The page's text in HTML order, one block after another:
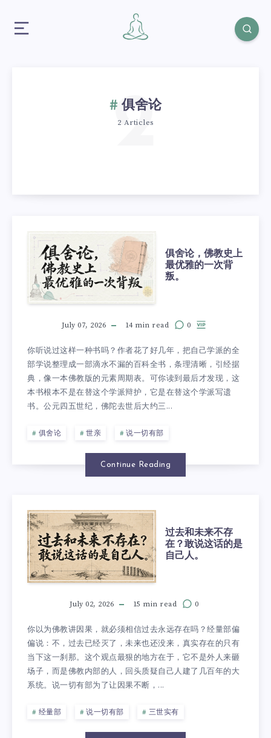
俱舍论
2 Articles
2
俱舍论，佛教史上
最优雅的一次背
叛。
July 07, 2026 14 min read 0
你听说过这样一种书吗？作者花了好几年，把自己学派的全
部学说整理成一部滴水不漏的百科全书，条理清晰，引经据
典，像一本佛教版的元素周期表。可你读到最后才发现，这
本书根本不是在替这个学派辩护，它是在替这个学派写遗
书。公元四五世纪，佛陀去世后大约三...
俱舍论 世亲 说一切有部
Continue Reading
过去和未来不存
在？敢说这话的是
自己人。
July 02, 2026 15 min read 0
你以为佛教讲因果，就必须相信过去永远存在吗？经量部偏
偏说：不，过去已经灭了，未来也还没来，真实存在的只有
当下这一刹那。这个观点最狠的地方在于，它不是外人来砸
场子，而是佛教内部的人，回头质疑自己人建了几百年的大
系统。说一切有部为了让因果不断，...
经量部 说一切有部 三世实有